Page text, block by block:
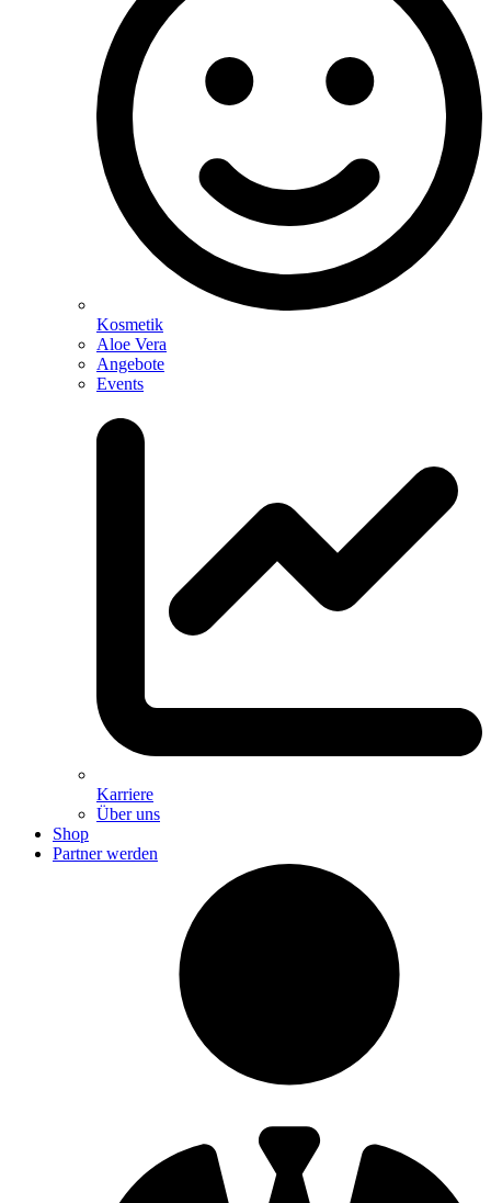
Kosmetik
Aloe Vera
Angebote
Events
Karriere
Über uns
Shop
Partner werden